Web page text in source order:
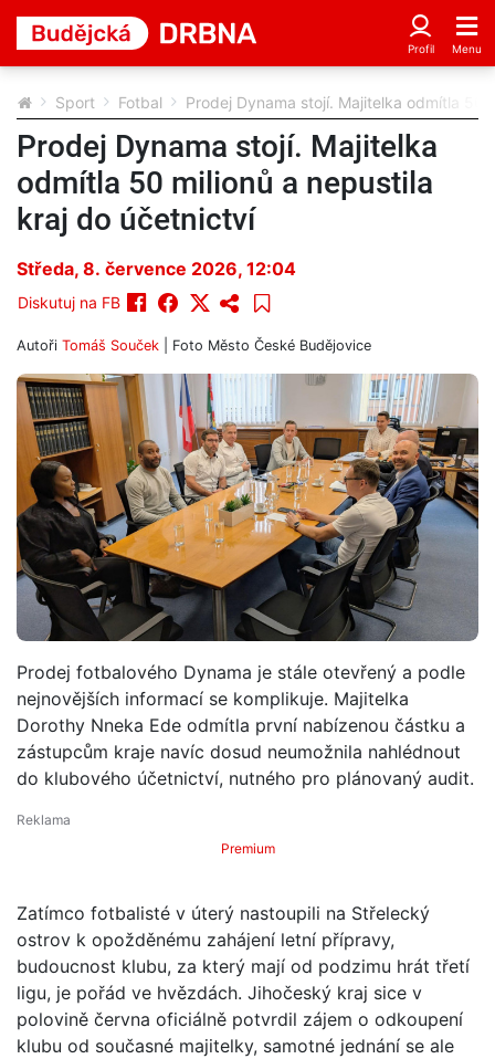
Sport Fotbal Prodej Dynama stojí. Majitelka odmítla 50
Prodej Dynama stojí. Majitelka
odmítla 50 milionů a nepustila
kraj do účetnictví
Středa, 8. července 2026, 12:04
Diskutuj na FB
Autoři Tomáš Souček | Foto Město České Budějovice
Prodej fotbalového Dynama je stále otevřený a podle
nejnovějších informací se komplikuje. Majitelka
Dorothy Nneka Ede odmítla první nabízenou částku a
zástupcům kraje navíc dosud neumožnila nahlédnout
do klubového účetnictví, nutného pro plánovaný audit.
Premium
Zatímco fotbalisté v úterý nastoupili na Střelecký
ostrov k opožděnému zahájení letní přípravy,
budoucnost klubu, za který mají od podzimu hrát třetí
ligu, je pořád ve hvězdách. Jihočeský kraj sice v
polovině června oficiálně potvrdil zájem o odkoupení
klubu od současné majitelky, samotné jednání se ale